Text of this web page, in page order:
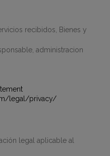
recibidos, Bienes y
administracion
legal/privacy/
legal aplicable al